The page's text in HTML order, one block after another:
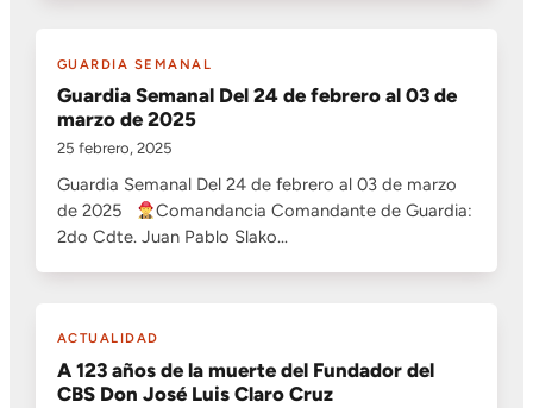
GUARDIA SEMANAL
Guardia Semanal Del 24 de febrero al 03 de
marzo de 2025
25 febrero, 2025
Guardia Semanal Del 24 de febrero al 03 de marzo
de 2025
Comandancia Comandante de Guardia:
2do Cdte. Juan Pablo Slako…
ACTUALIDAD
A 123 años de la muerte del Fundador del
CBS Don José Luis Claro Cruz